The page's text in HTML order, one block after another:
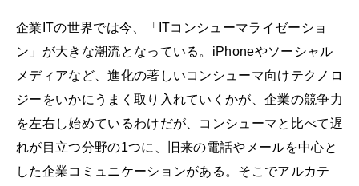
企業ITの世界では今、「ITコンシューマライゼーショ
ン」が大きな潮流となっている。iPhoneやソーシャル
メディアなど、進化の著しいコンシューマ向けテクノロ
ジーをいかにうまく取り入れていくかが、企業の競争力
を左右し始めているわけだが、コンシューマと比べて遅
れが目立つ分野の1つに、旧来の電話やメールを中心と
した企業コミュニケーションがある。そこでアルカテ